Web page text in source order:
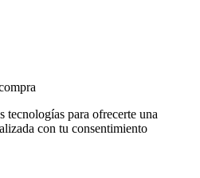
tecnologías para ofrecerte una
con tu consentimiento